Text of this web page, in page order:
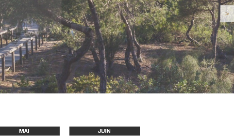
>